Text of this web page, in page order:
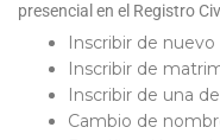
presencial en el Registro
Inscribir de
Inscribir de
Inscribir de una
Cambio de